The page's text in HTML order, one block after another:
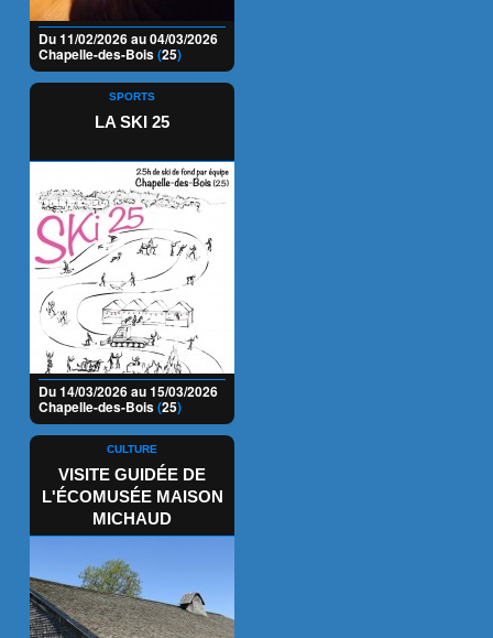
Du 11/02/2026 au 04/03/2026
Chapelle-des-Bois(25)
SPORTS
LA SKI 25
Du 14/03/2026 au 15/03/2026
Chapelle-des-Bois(25)
CULTURE
VISITE GUIDÉE DE
L'ÉCOMUSÉE MAISON
MICHAUD